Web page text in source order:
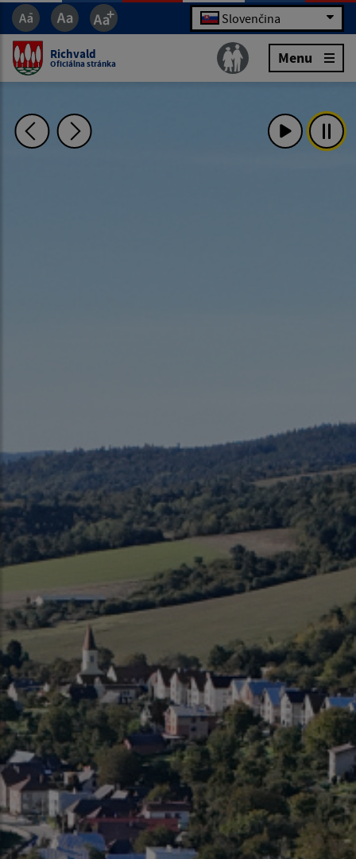
Slovenčina
Richvald
Oficiálna stránka Menu